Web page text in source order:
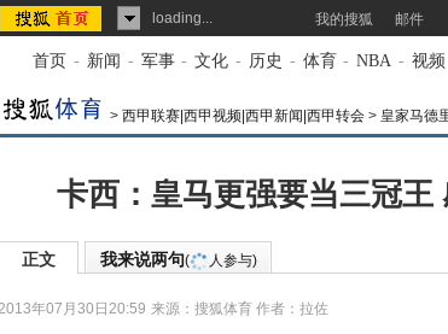
loading... 我的搜狐 邮件
首页 - 新闻 - 军事 - 文化 - 历史 - 体育 - NBA - 视频
> 西甲联赛|西甲视频|西甲新闻|西甲转会 > 皇家马德
卡西：皇马更强要当三冠王
正文 我来说两句( 人参与)
年07月30日20:59 来源： 搜狐体育 作者：拉佐